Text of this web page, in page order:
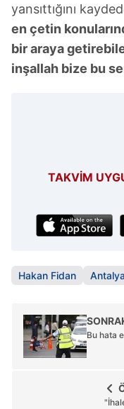
yansıttığını
en çetin
bir araya
inşallah bize bu
TAKVİM
Hakan Fidan
Bu hata